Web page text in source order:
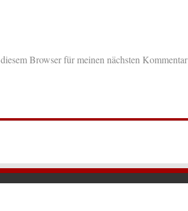
Browser für meinen nächsten Kommentar